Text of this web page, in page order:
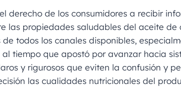
derecho de los consumidores a recibir
las propiedades saludables del aceite de
todos los canales disponibles,
tiempo que apostó por avanzar hacia
y rigurosos que eviten la confusión y
las cualidades nutricionales del